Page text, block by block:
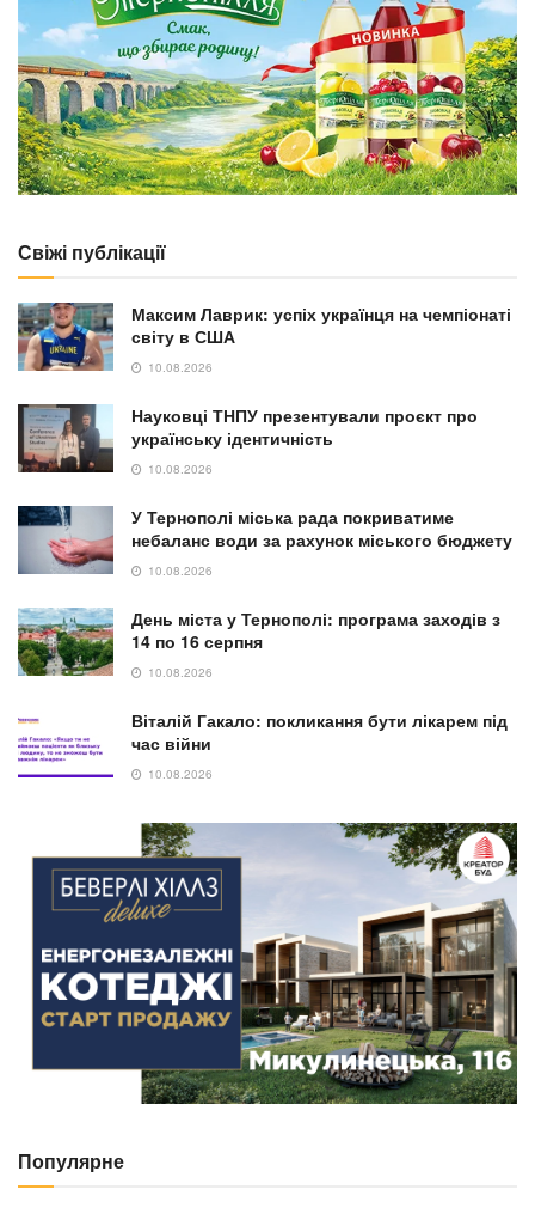
Свіжі публікації
Максим Лаврик: успіх українця на чемпіонаті
світу в США
10.08.2026
Науковці ТНПУ презентували проєкт про
українську ідентичність
10.08.2026
У Тернополі міська рада покриватиме
небаланс води за рахунок міського бюджету
10.08.2026
День міста у Тернополі: програма заходів з
14 по 16 серпня
10.08.2026
Віталій Гакало: покликання бути лікарем під
час війни
10.08.2026
Популярне